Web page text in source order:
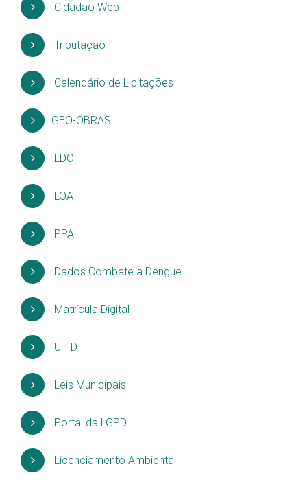
Cidadão Web
Tributação
Calendário de Licitações
GEO-OBRAS
LDO
LOA
PPA
Dados Combate a Dengue
Matrícula Digital
UFID
Leis Municipais
Portal da LGPD
Licenciamento Ambiental